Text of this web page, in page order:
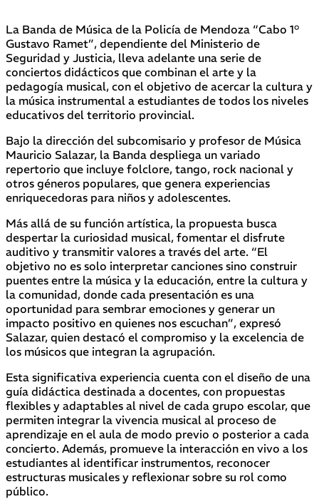
La Banda de Música de la Policía de Mendoza “Cabo 1°
Gustavo Ramet”, dependiente del Ministerio de
Seguridad y Justicia, lleva adelante una serie de
conciertos didácticos que combinan el arte y la
pedagogía musical, con el objetivo de acercar la cultura y
la música instrumental a estudiantes de todos los niveles
educativos del territorio provincial.
Bajo la dirección del subcomisario y profesor de Música
Mauricio Salazar, la Banda despliega un variado
repertorio que incluye folclore, tango, rock nacional y
otros géneros populares, que genera experiencias
enriquecedoras para niños y adolescentes.
Más allá de su función artística, la propuesta busca
despertar la curiosidad musical, fomentar el disfrute
auditivo y transmitir valores a través del arte. “El
objetivo no es solo interpretar canciones sino construir
puentes entre la música y la educación, entre la cultura y
la comunidad, donde cada presentación es una
oportunidad para sembrar emociones y generar un
impacto positivo en quienes nos escuchan”, expresó
Salazar, quien destacó el compromiso y la excelencia de
los músicos que integran la agrupación.
Esta significativa experiencia cuenta con el diseño de una
guía didáctica destinada a docentes, con propuestas
flexibles y adaptables al nivel de cada grupo escolar, que
permiten integrar la vivencia musical al proceso de
aprendizaje en el aula de modo previo o posterior a cada
concierto. Además, promueve la interacción en vivo a los
estudiantes al identificar instrumentos, reconocer
estructuras musicales y reflexionar sobre su rol como
público.